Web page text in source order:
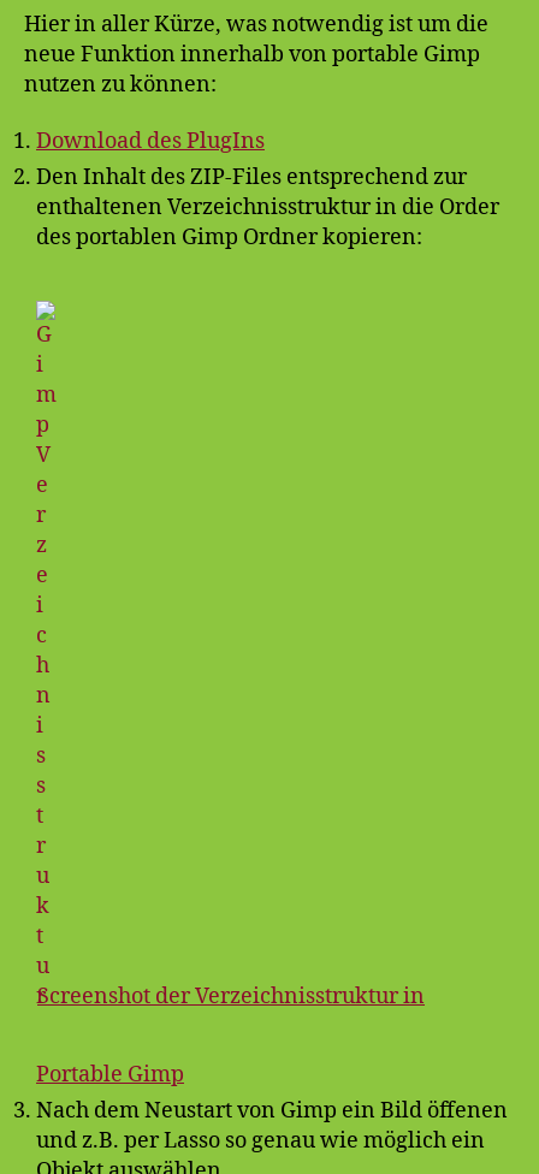
Hier in aller Kürze, was notwendig ist um die
neue Funktion innerhalb von portable Gimp
nutzen zu können:
Download des PlugIns
Den Inhalt des ZIP-Files entsprechend zur
enthaltenen Verzeichnisstruktur in die Order
des portablen Gimp Ordner kopieren:
Screenshot der Verzeichnisstruktur in
Portable Gimp
Nach dem Neustart von Gimp ein Bild öffenen
und z.B. per Lasso so genau wie möglich ein